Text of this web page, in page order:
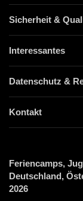
Sicherheit &
Interessantes
Datenschutz &
Kontakt
Feriencamps,
Deutschland,
2026